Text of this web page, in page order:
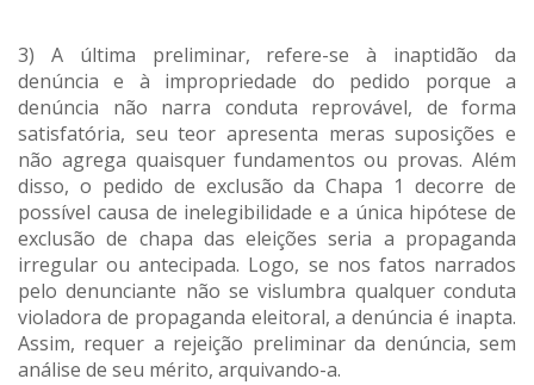
3) A última preliminar, refere-se à inaptidão da
denúncia e à impropriedade do pedido porque a
denúncia não narra conduta reprovável, de forma
satisfatória, seu teor apresenta meras suposições e
não agrega quaisquer fundamentos ou provas. Além
disso, o pedido de exclusão da Chapa 1 decorre de
possível causa de inelegibilidade e a única hipótese de
exclusão de chapa das eleições seria a propaganda
irregular ou antecipada. Logo, se nos fatos narrados
pelo denunciante não se vislumbra qualquer conduta
violadora de propaganda eleitoral, a denúncia é inapta.
Assim, requer a rejeição preliminar da denúncia, sem
análise de seu mérito, arquivando-a.